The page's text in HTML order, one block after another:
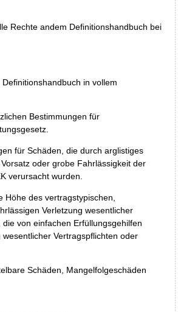
Rechte andem Definitionshandbuch bei
in vollem
Bestimmungen für
für Schäden, die durch arglistiges
oder grobe Fahrlässigkeit der
verursacht wurden.
des vertragstypischen,
Verletzung wesentlicher
von einfachen Erfüllungsgehilfen
Vertragspflichten oder
Schäden, Mangelfolgeschäden